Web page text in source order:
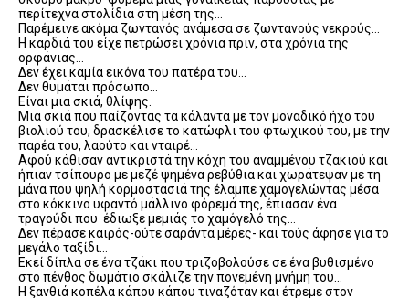
περίτεχνα στολίδια στη μέση της…
Παρέμεινε ακόμα ζωντανός ανάμεσα σε ζωντανούς νεκρούς…
Η καρδιά του είχε πετρώσει χρόνια πριν, στα χρόνια της
ορφάνιας…
Δεν έχει καμία εικόνα του πατέρα του…
Δεν θυμάται πρόσωπο…
Είναι μια σκιά, θλίψης.
Μια σκιά που παίζοντας τα κάλαντα με τον μοναδικό ήχο του
βιολιού του, δρασκέλισε το κατώφλι του φτωχικού του, με την
παρέα του, λαούτο και νταιρέ…
Αφού κάθισαν αντικριστά την κόχη του αναμμένου τζακιού και
ήπιαν τσίπουρο με μεζέ ψημένα ρεβύθια και χωράτεψαν με τη
μάνα που ψηλή κορμοστασιά της έλαμπε χαμογελώντας μέσα
στο κόκκινο υφαντό μάλλινο φόρεμά της, έπιασαν ένα
τραγούδι που έδιωξε μεμιάς το χαμόγελό της…
Δεν πέρασε καιρός-ούτε σαράντα μέρες- και τούς άφησε για το
μεγάλο ταξίδι…
Εκεί δίπλα σε ένα τζάκι που τριζοβολούσε σε ένα βυθισμένο
στο πένθος δωμάτιο σκάλιζε την πονεμένη μνήμη του…
Η ξανθιά κοπέλα κάπου κάπου τιναζόταν και έτρεμε στον